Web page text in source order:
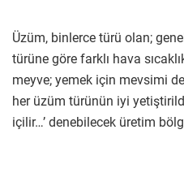
Üzüm, binlerce türü olan;
türüne göre farklı hava
meyve; yemek için mevsimi
her üzüm türünün iyi
içilir…’ denebilecek üretim